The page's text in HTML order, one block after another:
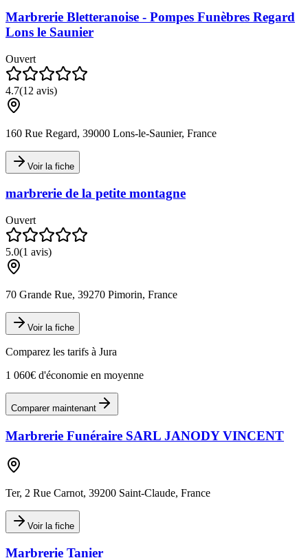
Marbrerie Bletteranoise - Pompes Funèbres Regard
Lons le Saunier
Ouvert
4.7(12 avis)
160 Rue Regard, 39000 Lons-le-Saunier, France
Voir la fiche
marbrerie de la petite montagne
Ouvert
5.0(1 avis)
70 Grande Rue, 39270 Pimorin, France
Voir la fiche
Comparez les tarifs à Jura
1 060€ d'économie en moyenne
Comparer maintenant
Marbrerie Funéraire SARL JANODY VINCENT
Ter, 2 Rue Carnot, 39200 Saint-Claude, France
Voir la fiche
Marbrerie Tanier